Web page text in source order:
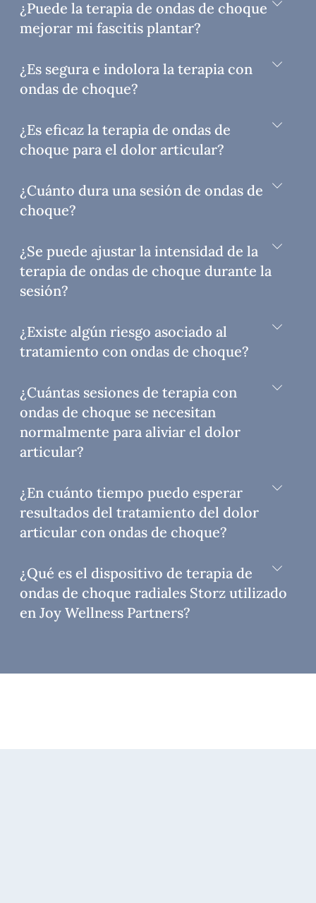
¿Puede la terapia de ondas de choque
mejorar mi fascitis plantar?
¿Es segura e indolora la terapia con
ondas de choque?
¿Es eficaz la terapia de ondas de
choque para el dolor articular?
¿Cuánto dura una sesión de ondas de
choque?
¿Se puede ajustar la intensidad de la
terapia de ondas de choque durante la
sesión?
¿Existe algún riesgo asociado al
tratamiento con ondas de choque?
¿Cuántas sesiones de terapia con
ondas de choque se necesitan
normalmente para aliviar el dolor
articular?
¿En cuánto tiempo puedo esperar
resultados del tratamiento del dolor
articular con ondas de choque?
¿Qué es el dispositivo de terapia de
ondas de choque radiales Storz utilizado
en Joy Wellness Partners?